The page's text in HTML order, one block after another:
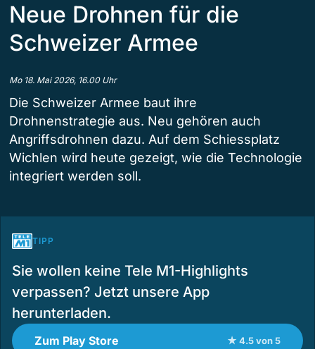
Neue Drohnen für die
Schweizer Armee
Mo 18. Mai 2026, 16.00 Uhr
Die Schweizer Armee baut ihre
Drohnenstrategie aus. Neu gehören auch
Angriffsdrohnen dazu. Auf dem Schiessplatz
Wichlen wird heute gezeigt, wie die Technologie
integriert werden soll.
TIPP
Sie wollen keine Tele M1-Highlights
verpassen? Jetzt unsere App
herunterladen.
Zum Play Store ★ 4.5 von 5